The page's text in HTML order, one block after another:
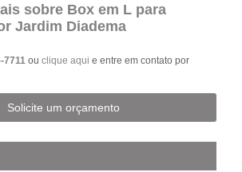
sobre Box em L para
Jardim Diadema
7711ouclique aqui e entre em contato por
Solicite um orçamento